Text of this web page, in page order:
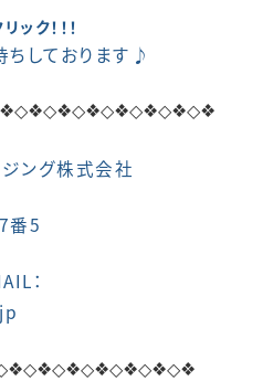
ク！！！
ちしております♪
◇❖◇❖◇❖◇❖◇❖◇❖
ング株式会社
番5
：
◇❖◇❖◇❖◇❖◇❖◇❖